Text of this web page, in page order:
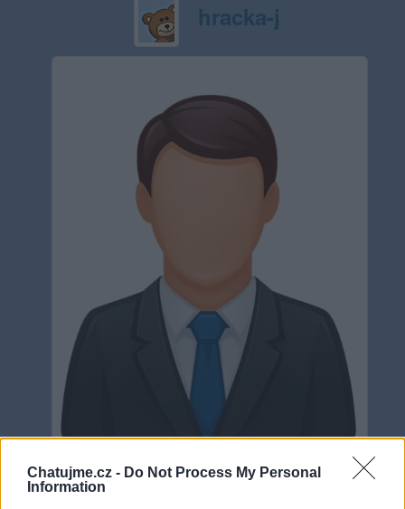
Chatujme.cz - Do Not Process My Personal
Information
hracka-j